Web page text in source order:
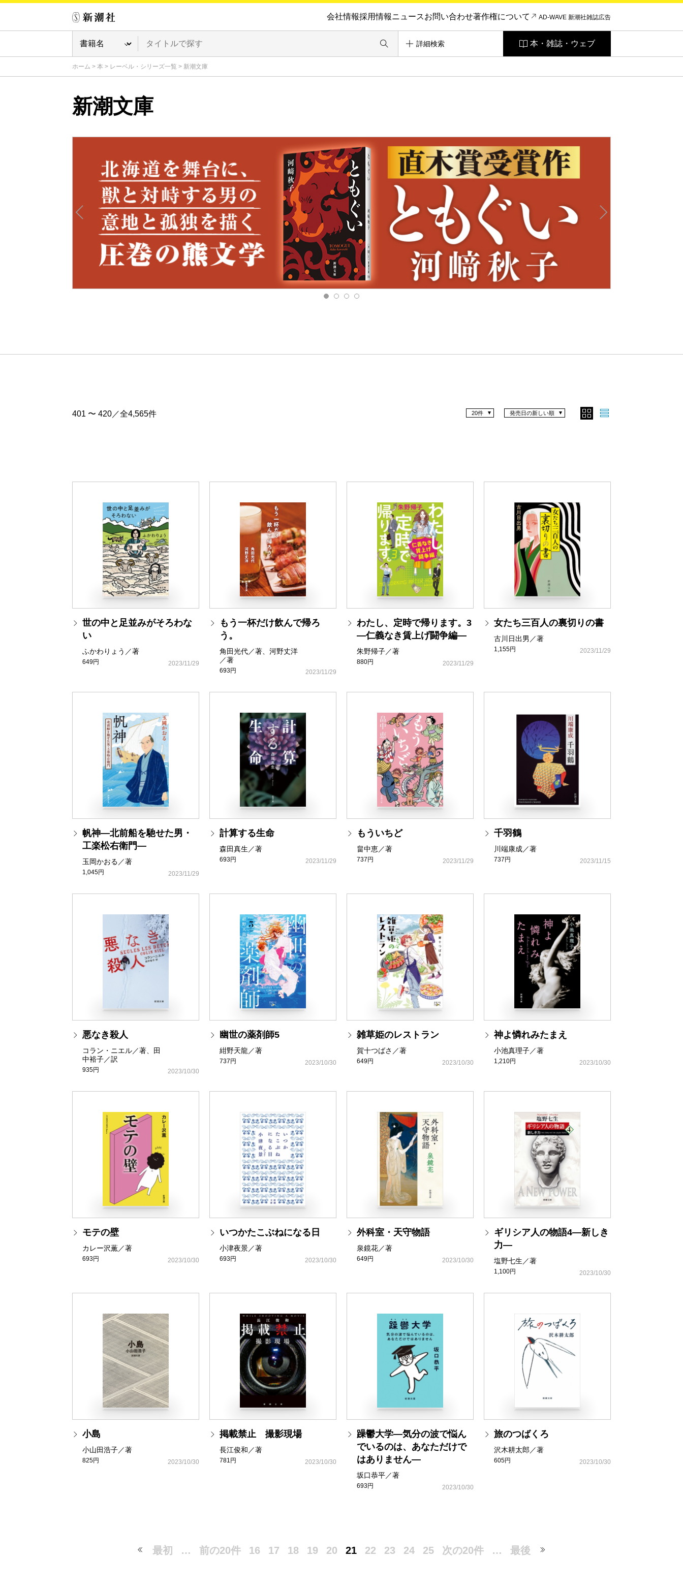
会社情報採用情報ニュースお問い合わせ著作権について AD-WAVE 新潮社雑誌広告
詳細検索 本・雑誌・ウェブ
ホーム > 本 > レーベル・シリーズ一覧 > 新潮文庫
新潮文庫
401 〜 420／全4,565件 発売日の新しい順
20件
世の中と足並みがそろわな
い
ふかわりょう／著
649円 2023/11/29
もう一杯だけ飲んで帰ろ
う。
角田光代／著、河野丈洋
／著
693円 2023/11/29
わたし、定時で帰ります。3
―仁義なき賃上げ闘争編―
朱野帰子／著
880円 2023/11/29
女たち三百人の裏切りの書
古川日出男／著
1,155円 2023/11/29
帆神―北前船を馳せた男・
工楽松右衛門―
玉岡かおる／著
1,045円 2023/11/29
計算する生命
森田真生／著
693円 2023/11/29
もういちど
畠中恵／著
737円 2023/11/29
千羽鶴
川端康成／著
737円 2023/11/15
悪なき殺人
コラン・ニエル／著、田
中裕子／訳
935円 2023/10/30
幽世の薬剤師5
紺野天龍／著
737円 2023/10/30
雑草姫のレストラン
賀十つばさ／著
649円 2023/10/30
神よ憐れみたまえ
小池真理子／著
1,210円 2023/10/30
モテの壁
カレー沢薫／著
693円 2023/10/30
いつかたこぶねになる日
小津夜景／著
693円 2023/10/30
外科室・天守物語
泉鏡花／著
649円 2023/10/30
ギリシア人の物語4―新しき
力―
塩野七生／著
1,100円 2023/10/30
小島
小山田浩子／著
825円 2023/10/30
掲載禁止 撮影現場
長江俊和／著
781円 2023/10/30
躁鬱大学―気分の波で悩ん
でいるのは、あなただけで
はありません―
坂口恭平／著
693円 2023/10/30
旅のつばくろ
沢木耕太郎／著
605円 2023/10/30
最初 … 前の20件 16 17 18 19 20 21 22 23 24 25 次の20件 … 最後